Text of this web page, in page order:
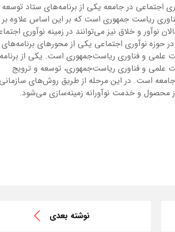
اجتماعی در جامعه یکی از برنامه‌های ستاد توسعه
ریاست جمهوری است که بر این اساس علاوه بر
نوآور و خلاق نیز می‌توانند در زمینه نوآوری
حوزه نوآوری اجتماعی یکی از محورهای برنامه‌های
علمی و فناوری ریاست‌جمهوری است. یکی از
علمی و فناوری ریاست‌جمهوری، توسعه و ترویج
است. در این مرحله از طریق روش‌های سازمانی
محصول و خدمت نوآورانه زمینه‌سازی می‌شود.
نوشته بعدی